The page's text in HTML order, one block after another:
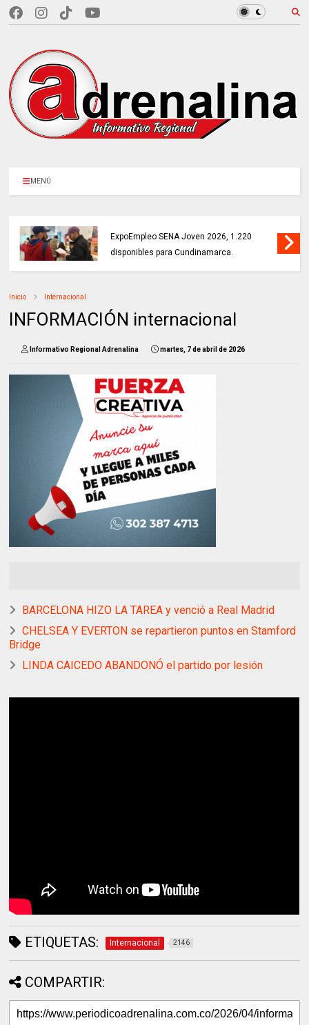
MENÚ
ExpoEmpleo SENA Joven 2026, 1.220
disponibles para Cundinamarca.
Inicio Internacional
INFORMACIÓN internacional
Informativo Regional Adrenalina martes, 7 de abril de 2026
BARCELONA HIZO LA TAREA y venció a Real Madrid
CHELSEA Y EVERTON se repartieron puntos en Stamford
Bridge
LINDA CAICEDO ABANDONÓ el partido por lesión
ETIQUETAS: Internacional 2146
COMPARTIR: